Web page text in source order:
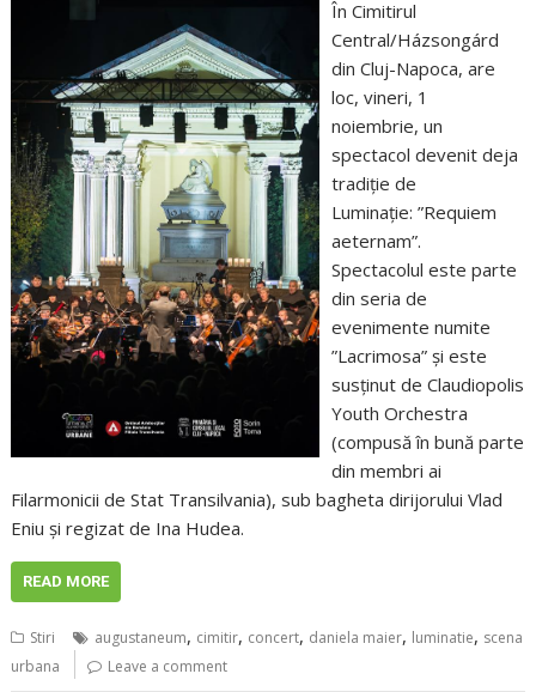
În Cimitirul
Central/Házsongárd
din Cluj-Napoca, are
loc, vineri, 1
noiembrie, un
spectacol devenit deja
tradiţie de
Luminaţie: ”Requiem
aeternam”.
Spectacolul este parte
din seria de
evenimente numite
”Lacrimosa” şi este
susţinut de Claudiopolis
Youth Orchestra
(compusă în bună parte
din membri ai
Filarmonicii de Stat Transilvania), sub bagheta dirijorului Vlad
Eniu şi regizat de Ina Hudea.
READ MORE
Stiri augustaneum, cimitir, concert, daniela maier, luminatie, scena
urbana
Leave a comment